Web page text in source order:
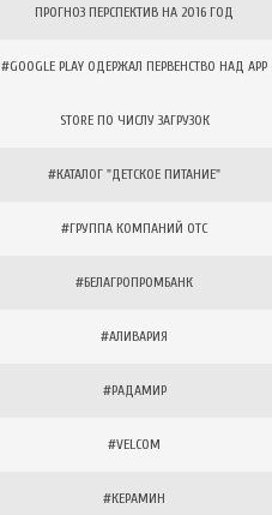
ПРОГНОЗ ПЕРСПЕКТИВ НА 2016 ГОД
#GOOGLE PLAY ОДЕРЖАЛ ПЕРВЕНСТВО НАД APP
STORE ПО ЧИСЛУ ЗАГРУЗОК
#КАТАЛОГ "ДЕТСКОЕ ПИТАНИЕ"
#ГРУППА КОМПАНИЙ ОТС
#БЕЛАГРОПРОМБАНК
#АЛИВАРИЯ
#РАДАМИР
#VELCOM
#КЕРАМИН